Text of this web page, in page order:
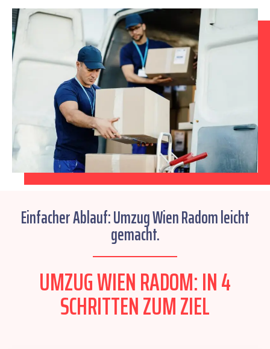
Einfacher Ablauf: Umzug Wien Radom leicht
gemacht.
UMZUG WIEN RADOM: IN 4
SCHRITTEN ZUM ZIEL